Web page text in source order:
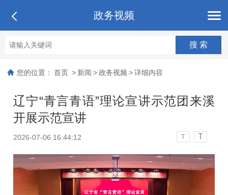
政务视频
您的位置： 首页 > 新闻 > 政务视频 > 详细内容
辽宁“青言青语”理论宣讲示范团来溪
开展示范宣讲
2026-07-06 16:44:12 T T